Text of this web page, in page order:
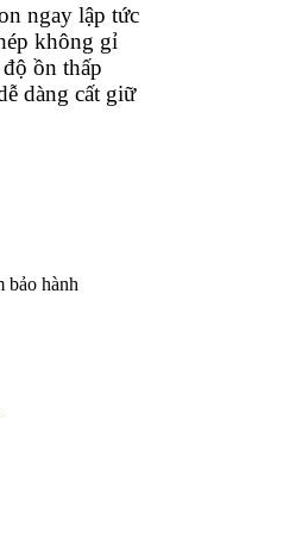
ngay lập tức
không gỉ
ồn thấp
dàng cất giữ
bảo hành